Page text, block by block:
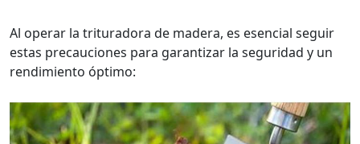
Al operar la trituradora de madera, es esencial seguir
estas precauciones para garantizar la seguridad y un
rendimiento óptimo: